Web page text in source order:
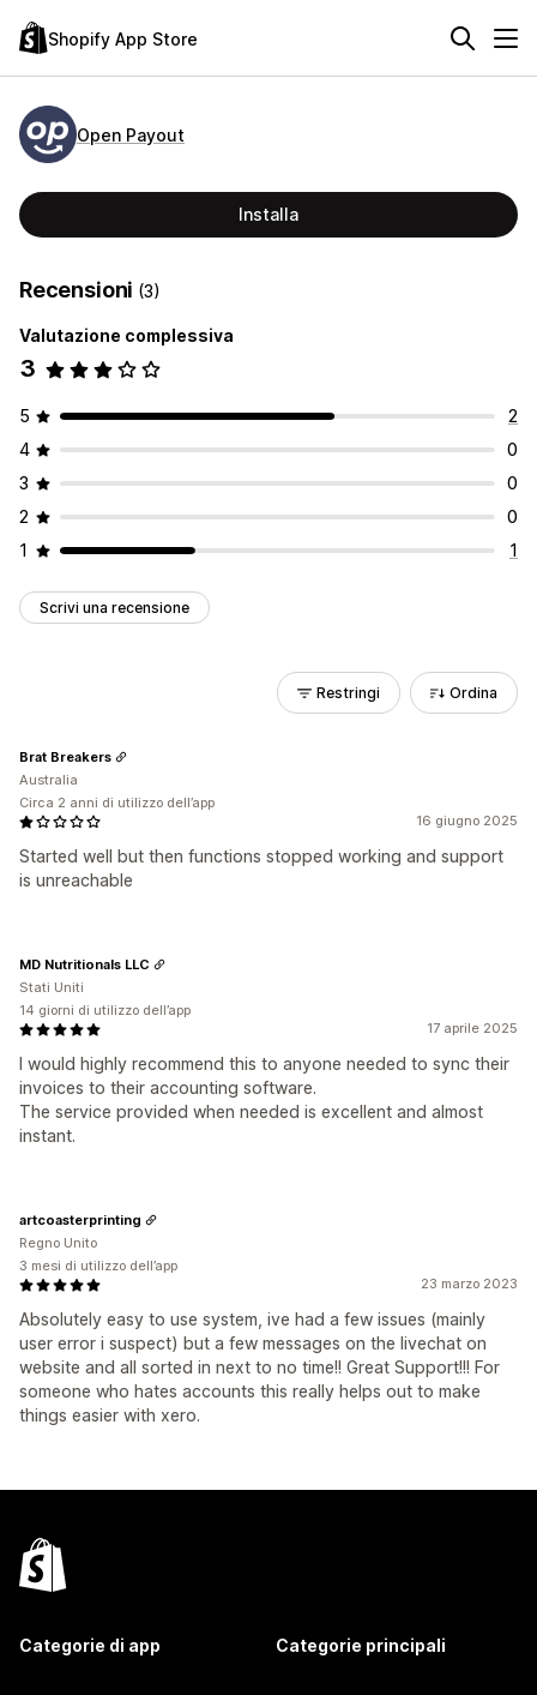
Shopify App Store
Open Payout
Installa
Recensioni (3)
Valutazione complessiva
3
5
2
4
0
3
0
2
0
1
1
Scrivi una recensione
Restringi Ordina
16 giugno 2025
Started well but then functions stopped working and support
is unreachable
Brat Breakers
Australia
Circa 2 anni di utilizzo dell’app
17 aprile 2025
I would highly recommend this to anyone needed to sync their
invoices to their accounting software.
The service provided when needed is excellent and almost
instant.
MD Nutritionals LLC
Stati Uniti
14 giorni di utilizzo dell’app
23 marzo 2023
Absolutely easy to use system, ive had a few issues (mainly
user error i suspect) but a few messages on the livechat on
website and all sorted in next to no time!! Great Support!!! For
someone who hates accounts this really helps out to make
things easier with xero.
artcoasterprinting
Regno Unito
3 mesi di utilizzo dell’app
Categorie di app Categorie principali